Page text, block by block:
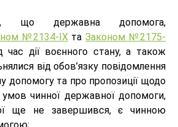
що державна допомога,
№2134-IXтаЗаконом №2175-
час дії воєнного стану, а також
від обов’язку повідомлення
допомогу та про пропозиції щодо
чинної державної допомоги,
ще не завершився, є чинною